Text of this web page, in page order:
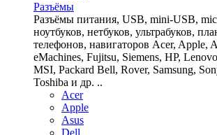
Разъёмы
Разъёмы питания, USB, mini-USB,
ноутбуков, нетбуков, ультрабуков,
телефонов, навигаторов Acer, Apple,
eMachines, Fujitsu, Siemens, HP,
MSI, Packard Bell, Rover, Samsung,
Toshiba и др. ..
Acer
Apple
Asus
Dell